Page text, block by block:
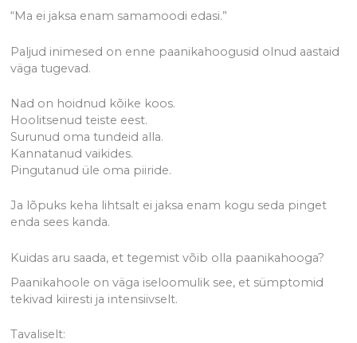
“Ma ei jaksa enam samamoodi edasi.”
Paljud inimesed on enne paanikahoogusid olnud aastaid
väga tugevad.
Nad on hoidnud kõike koos.
Hoolitsenud teiste eest.
Surunud oma tundeid alla.
Kannatanud vaikides.
Pingutanud üle oma piiride.
Ja lõpuks keha lihtsalt ei jaksa enam kogu seda pinget
enda sees kanda.
Kuidas aru saada, et tegemist võib olla paanikahooga?
Paanikahoole on väga iseloomulik see, et sümptomid
tekivad kiiresti ja intensiivselt.
Tavaliselt: